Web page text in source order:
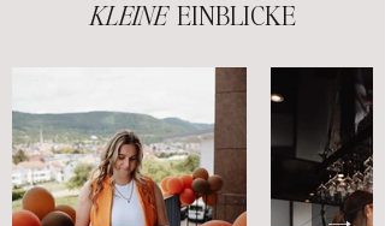
KLEINE EINBLICKE